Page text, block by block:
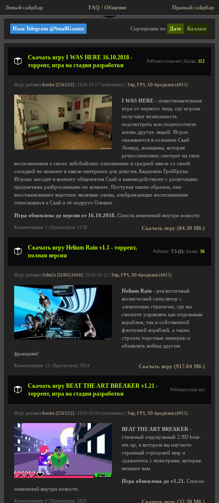
Левый сайдбар Правый сайдбар
FAQ / Общение
Тир, FPS, 3D-бродилки
Сортировка по Дате Баллам
Наш Telegram @SmallGamez
Скачать игру I WAS HERE 16.10.2018 -
торрент, игра на стадии разработки
Рейтинга пока нет | Баллы: 112
Игру добавил Kusko [2563|32] | 2018-10-17 (обновлено) | Тир, FPS, 3D-бродилки (4015)
I WAS HERE - повествовательная
игра от первого лица, где игроки
получают возможность
подсмотреть всю подноготную
жизнь других людей. Игрок
оказывается в сознании Скай
Локвуд, женщины, которая
ретроспективно смотрит на свои
воспоминания о своих лейсбийских отношениях в средней школе со своей
соседкой по комнате в школе-интернате для девочек Академии Грейбрука.
Игроки заходят в комнату общежития Скай и взаимодействуют с различными
предметами разбросанными по комнате. Поступая таким образом, они
восстанавливают короткие звуковые сцены, изображающие воспоминания
относящиеся к Скай и её подруге Оливии.
Игра обновлена до версии от 16.10.2018. Список изменений внутри новости.
Скачать игру (84.30 Мб.)
Комментариев: 1 | Просмотров: 3178
Скачать игру Helium Rain v1.1 - торрент,
полная версия
Рейтинг: 7.5 (2) | Баллы: 36
Игру добавил John2s [11865|1666] | 2018-10-13 | Тир, FPS, 3D-бродилки (4015)
Helium Rain - реалистичный
космический симулятор с
элементами стратегии, где вы
сможете управлять как отдельным
кораблем, так и собственной
флотилией кораблей, а также
строить торговые империи и
объявлять войны другим
фракциям!
Скачать игру (917.04 Мб.)
Комментариев: 12 | Просмотров: 3954
Скачать игру BEAT THE ART BREAKER v1.21 -
торрент, игра на стадии разработки
Рейтинга пока нет
Игру добавил Kusko [2563|32] | 2018-10-09 (обновлено) | Тир, FPS, 3D-бродилки (4015)
BEAT THE ART BREAKER -
стильный олдскульный 2.9D beat-
em up, в котором вы изучаете
странный городской мир и
сражаетесь с монстрами, которые
мешают вам.
Игра обновлена до v1.21. Список
изменений внутри новости.
Скачать игру (32.30 Мб.)
Комментариев: 0 | Просмотров: 2831